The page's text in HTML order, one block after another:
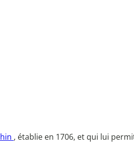
, établie en 1706, et qui lui